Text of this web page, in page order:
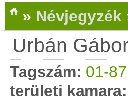
» Névjegyzék
Urbán Gábor
Tagszám: 01-
területi kamara: